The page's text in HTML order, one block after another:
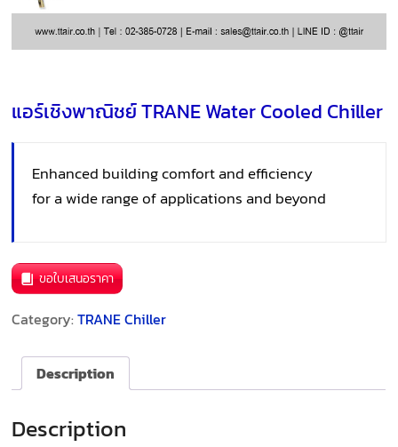
แอร์เชิงพาณิชย์ TRANE Water Cooled Chiller
Enhanced building comfort and efficiency
for a wide range of applications and beyond
ขอใบเสนอราคา
Category:TRANE Chiller
Description
Description